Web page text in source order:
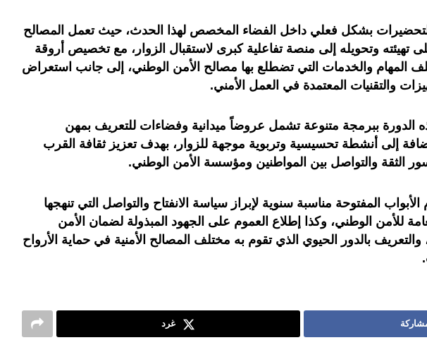
بشكل فعلي داخل الفضاء المخصص لهذا الحدث، حيث تعمل المصالح
تهيئته وتحويله إلى منصة تفاعلية كبرى لاستقبال الزوار، مع تخصيص أروقة
المهام والخدمات التي تضطلع بها مصالح الأمن الوطني، إلى جانب استعراض
والتقنيات المعتمدة في العمل الأمني.
الدورة ببرمجة متنوعة تشمل عروضاً ميدانية وفضاءات للتعريف بمهن
إلى أنشطة تحسيسية وتربوية موجهة للزوار، بهدف تعزيز ثقافة القرب
الثقة والتواصل بين المواطنين ومؤسسة الأمن الوطني.
المفتوحة مناسبة سنوية لإبراز سياسة الانفتاح والتواصل التي تنهجها
للأمن الوطني، وكذا إطلاع العموم على الجهود المبذولة لضمان الأمن
والتعريف بالدور الحيوي الذي تقوم به مختلف المصالح الأمنية في حماية الأرواح
غرد